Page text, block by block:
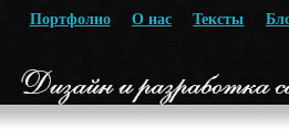
Портфолио О нас Тексты